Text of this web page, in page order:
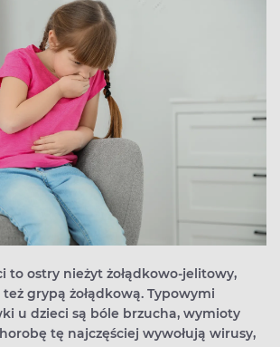
to ostry nieżyt żołądkowo-jelitowy,
grypą żołądkową. Typowymi
u dzieci są bóle brzucha, wymioty
tę najczęściej wywołują wirusy,